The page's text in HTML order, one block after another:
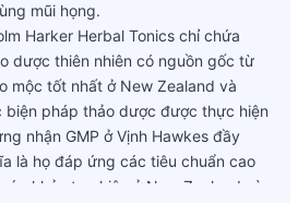
mũi họng.
Harker Herbal Tonics chỉ chứa
dược thiên nhiên có nguồn gốc từ
mộc tốt nhất ở New Zealand và
biện pháp thảo dược được thực hiện
nhận GMP ở Vịnh Hawkes đầy
là họ đáp ứng các tiêu chuẩn cao
khỏe tự nhiên ở New Zealand và